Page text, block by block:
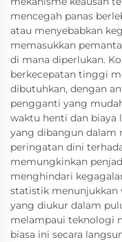
mencegah panas
atau menyebabkan
memasukkan
di mana diperlukan.
berkecepatan tinggi
dibutuhkan, dengan
pengganti yang
waktu henti dan biaya
yang dibangun dalam
peringatan dini
memungkinkan
menghindari
statistik menunjukkan
yang diukur dalam
melampaui teknologi
biasa ini secara